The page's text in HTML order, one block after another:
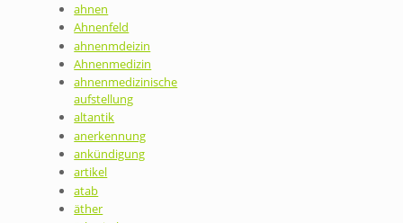
ahnen
Ahnenfeld
ahnenmdeizin
Ahnenmedizin
ahnenmedizinische
aufstellung
altantik
anerkennung
ankündigung
artikel
atab
äther